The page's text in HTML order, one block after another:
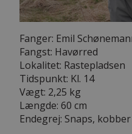
Fanger: Emil
Fangst: Havørred
Lokalitet: Rastepladsen
Tidspunkt: Kl. 14
Vægt: 2,25 kg
Længde: 60 cm
Endegrej: Snaps, kobber